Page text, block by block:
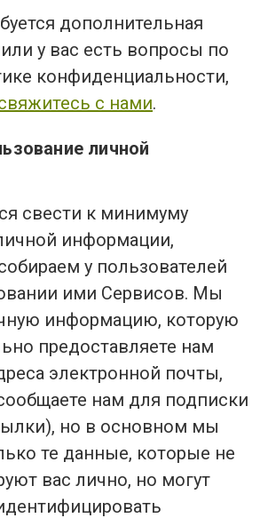
дополнительная
у вас есть вопросы по
конфиденциальности,
с нами.
личной
свести к минимуму
информации,
у пользователей
ими Сервисов. Мы
информацию, которую
предоставляете нам
электронной почты,
нам для подписки
но в основном мы
те данные, которые не
вас лично, но могут